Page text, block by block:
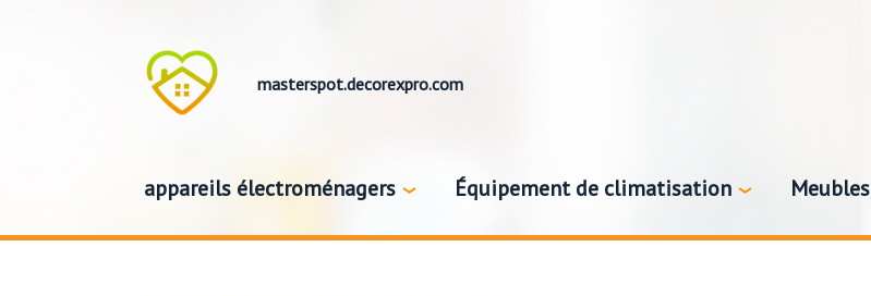
masterspot.decorexpro.com
appareils électroménagers Équipement de climatisation Meubles